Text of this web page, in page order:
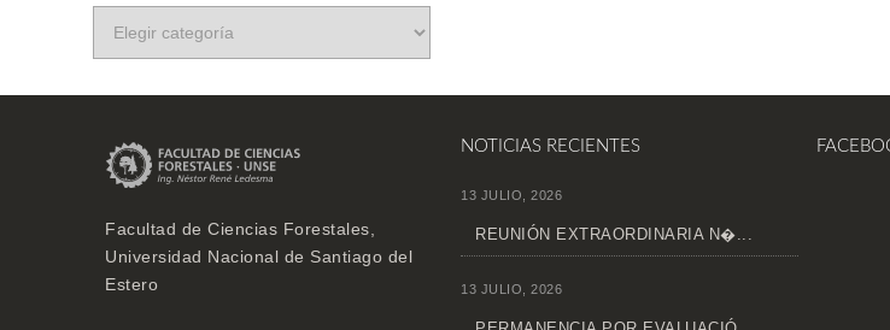
Facultad de Ciencias Forestales,
Universidad Nacional de Santiago del
Estero
NOTICIAS RECIENTES
13 JULIO, 2026
REUNIÓN EXTRAORDINARIA N�...
13 JULIO, 2026